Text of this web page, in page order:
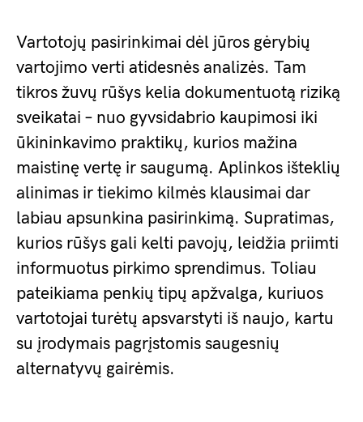
Vartotojų pasirinkimai dėl jūros gėrybių
vartojimo verti atidesnės analizės. Tam
tikros žuvų rūšys kelia dokumentuotą riziką
sveikatai – nuo gyvsidabrio kaupimosi iki
ūkininkavimo praktikų, kurios mažina
maistinę vertę ir saugumą. Aplinkos išteklių
alinimas ir tiekimo kilmės klausimai dar
labiau apsunkina pasirinkimą. Supratimas,
kurios rūšys gali kelti pavojų, leidžia priimti
informuotus pirkimo sprendimus. Toliau
pateikiama penkių tipų apžvalga, kuriuos
vartotojai turėtų apsvarstyti iš naujo, kartu
su įrodymais pagrįstomis saugesnių
alternatyvų gairėmis.